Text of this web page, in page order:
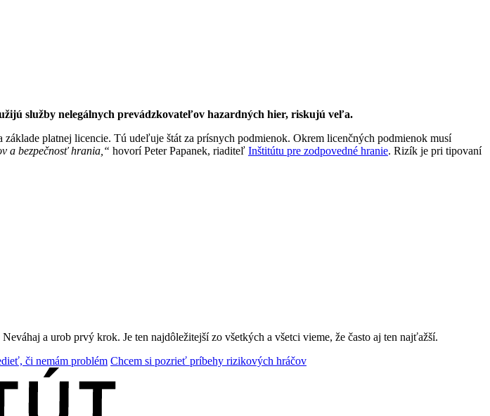
služby nelegálnych prevádzkovateľov hazardných hier, riskujú veľa.
platnej licencie. Tú udeľuje štát za prísnych podmienok. Okrem licenčných podmienok musí
a bezpečnosť hrania,“ hovorí Peter Papanek, riaditeľ Inštitútu pre zodpovedné hranie. Rizík je pri tipovaní
Neváhaj a urob prvý krok. Je ten najdôležitejší zo všetkých a všetci vieme, že často aj ten najťažší.
či nemám problém Chcem si pozrieť príbehy rizikových hráčov